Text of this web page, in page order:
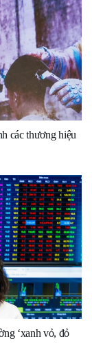
các thương hiệu
‘xanh vỏ, đỏ